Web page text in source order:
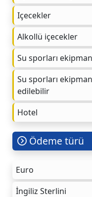
Içecekler
Alkollü içecekler
Su sporları
Su sporları
edilebilir
Hotel
Ödeme türü
Euro
İngiliz Sterlini